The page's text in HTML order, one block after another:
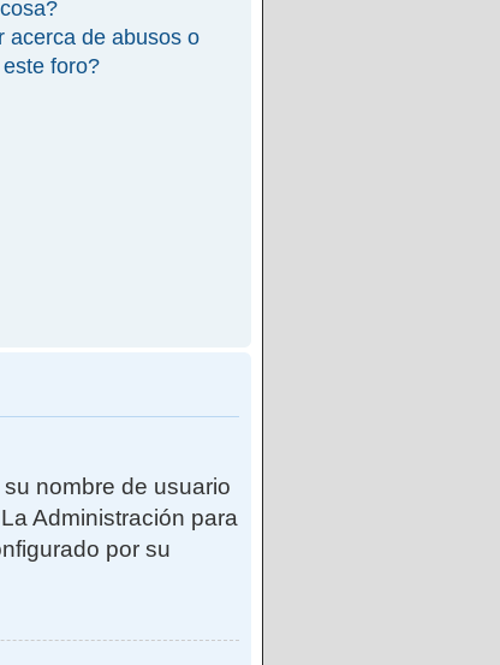
acerca de abusos o
foro?
nombre de usuario
Administración para
por su